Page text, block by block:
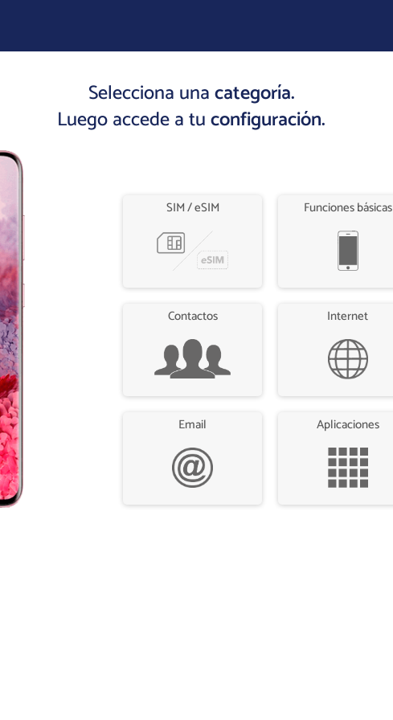
Selecciona unacategoría.
Luego accede a tuconfiguración.
SIM / eSIM Funciones básicas
Contactos Internet
Email Aplicaciones